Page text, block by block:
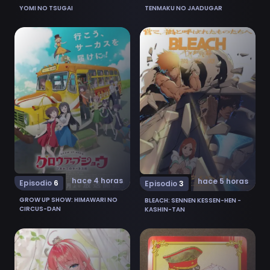
YOMI NO TSUGAI TENMAKU NO JAADUGAR
hace 4 horas
Episodio 6
GROW UP SHOW: HIMAWARI NO
CIRCUS-DAN
Ver Grow Up Show: Himawari no Circus-dan 6
hace 5 horas
Episodio3
BLEACH: SENNEN KESSEN-HEN -
KASHIN-TAN
Ver Bleach: Sennen
Ver Neko to Ryuu 7 Ver Iwamoto-senpai no